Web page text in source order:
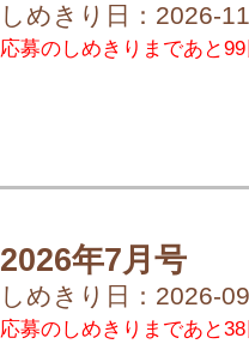
しめきり日：2026-
応募のしめきりまであと
2026年7月号
しめきり日：2026-
応募のしめきりまであと